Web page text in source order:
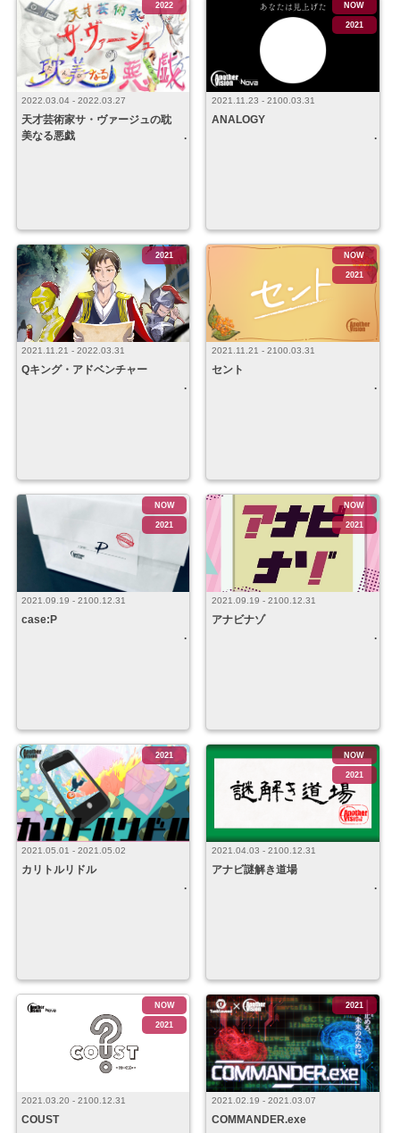
2022.03.04 - 2022.03.27
天才芸術家サ・ヴァージュの耽
美なる悪戯
2022
2021.11.23 - 2100.03.31
ANALOGY
NOW
2021
2021.11.21 - 2022.03.31
Qキング・アドベンチャー
2021
2021.11.21 - 2100.03.31
セント
NOW
2021
2021.09.19 - 2100.12.31
case:P
NOW
2021
2021.09.19 - 2100.12.31
アナビナゾ
NOW
2021
2021.05.01 - 2021.05.02
カリトルリドル
2021
2021.04.03 - 2100.12.31
アナビ謎解き道場
NOW
2021
2021.03.20 - 2100.12.31
COUST
NOW
2021
2021.02.19 - 2021.03.07
COMMANDER.exe
2021